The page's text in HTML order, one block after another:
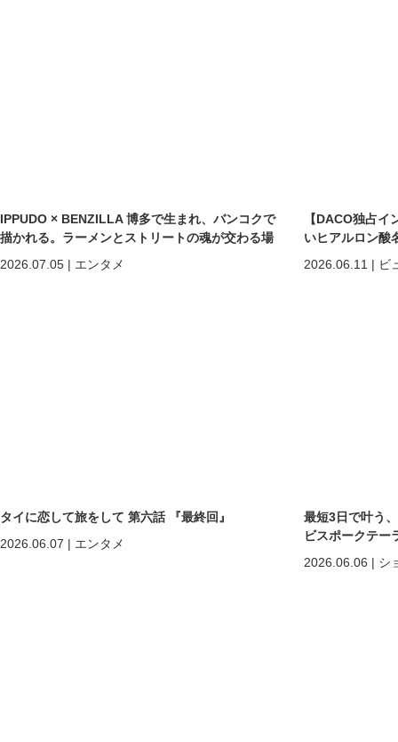
IPPUDO × BENZILLA 博多で生まれ、バンコクで
描かれる。ラーメンとストリートの魂が交わる場
2026.07.05 | エンタメ
【DACO独占
いヒアルロン酸
しくなる」だ
めの美容医療
2026.06.11 | ビ
タイに恋して旅をして 第六話 『最終回』
2026.06.07 | エンタメ
最短3日で叶う
ビスポークテ
2026.06.06 | シ